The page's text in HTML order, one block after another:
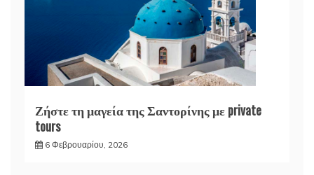
Ζήστε τη μαγεία της Σαντορίνης με private
tours
6 Φεβρουαρίου, 2026